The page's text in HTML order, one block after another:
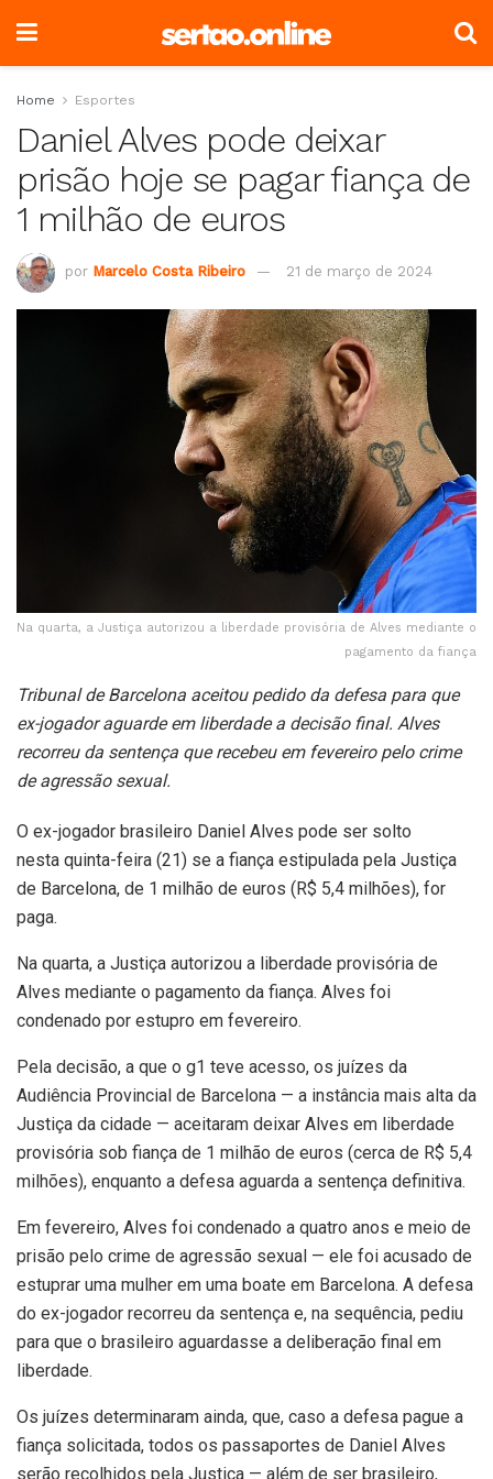
Home Esportes
Daniel Alves pode deixar
prisão hoje se pagar fiança de
1 milhão de euros
por Marcelo Costa Ribeiro 21 de março de 2024
Na quarta, a Justiça autorizou a liberdade provisória de Alves mediante o
pagamento da fiança
Tribunal de Barcelona aceitou pedido da defesa para que
ex-jogador aguarde em liberdade a decisão final. Alves
recorreu da sentença que recebeu em fevereiro pelo crime
de agressão sexual.
O ex-jogador brasileiro Daniel Alves pode ser solto
nesta quinta-feira (21) se a fiança estipulada pela Justiça
de Barcelona, de 1 milhão de euros (R$ 5,4 milhões), for
paga.
Na quarta, a Justiça autorizou a liberdade provisória de
Alves mediante o pagamento da fiança. Alves foi
condenado por estupro em fevereiro.
Pela decisão, a que o g1 teve acesso, os juízes da
Audiência Provincial de Barcelona — a instância mais alta da
Justiça da cidade — aceitaram deixar Alves em liberdade
provisória sob fiança de 1 milhão de euros (cerca de R$ 5,4
milhões), enquanto a defesa aguarda a sentença definitiva.
Em fevereiro, Alves foi condenado a quatro anos e meio de
prisão pelo crime de agressão sexual — ele foi acusado de
estuprar uma mulher em uma boate em Barcelona. A defesa
do ex-jogador recorreu da sentença e, na sequência, pediu
para que o brasileiro aguardasse a deliberação final em
liberdade.
Os juízes determinaram ainda, que, caso a defesa pague a
fiança solicitada, todos os passaportes de Daniel Alves
serão recolhidos pela Justiça — além de ser brasileiro,